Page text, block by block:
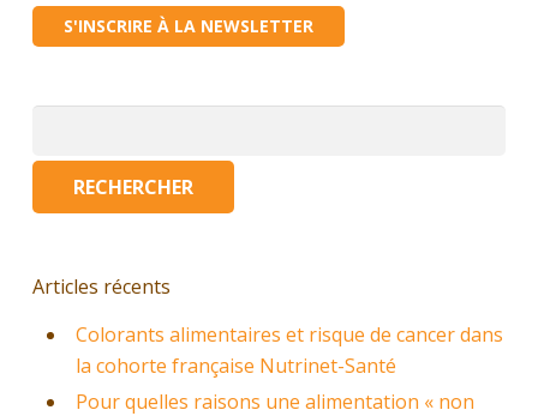
S'INSCRIRE À LA NEWSLETTER
Articles récents
Colorants alimentaires et risque de cancer dans
la cohorte française Nutrinet-Santé
Pour quelles raisons une alimentation « non